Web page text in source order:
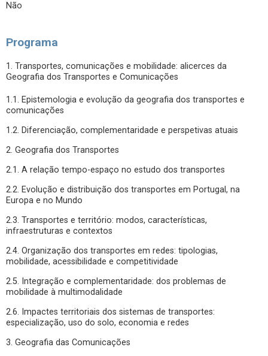
Não
Programa
1. Transportes, comunicações e mobilidade: alicerces da
Geografia dos Transportes e Comunicações
1.1. Epistemologia e evolução da geografia dos transportes e
comunicações
1.2. Diferenciação, complementaridade e perspetivas atuais
2. Geografia dos Transportes
2.1. A relação tempo-espaço no estudo dos transportes
2.2. Evolução e distribuição dos transportes em Portugal, na
Europa e no Mundo
2.3. Transportes e território: modos, características,
infraestruturas e contextos
2.4. Organização dos transportes em redes: tipologias,
mobilidade, acessibilidade e competitividade
2.5. Integração e complementaridade: dos problemas de
mobilidade à multimodalidade
2.6. Impactes territoriais dos sistemas de transportes:
especialização, uso do solo, economia e redes
3. Geografia das Comunicações